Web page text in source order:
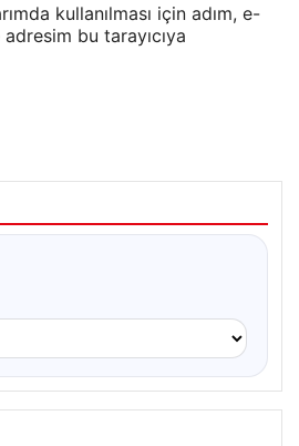
kullanılması için adım, e-
bu tarayıcıya